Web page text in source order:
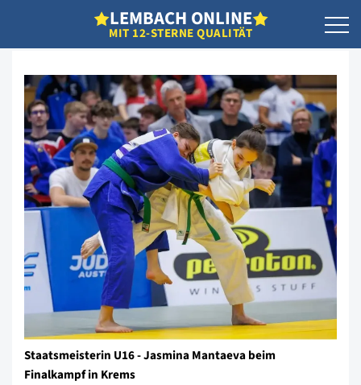
LEMBACH ONLINE
MIT 12-STERNE QUALITÄT
Staatsmeisterin U16 - Jasmina Mantaeva beim
Finalkampf in Krems